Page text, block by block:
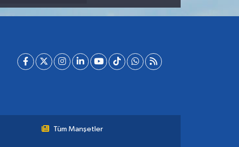
Tüm Manşetler